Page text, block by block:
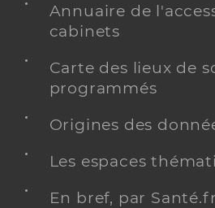
Annuaire de
cabinets
Carte des lieux de
programmés
Origines des
Les espaces
En bref, par Santé.fr